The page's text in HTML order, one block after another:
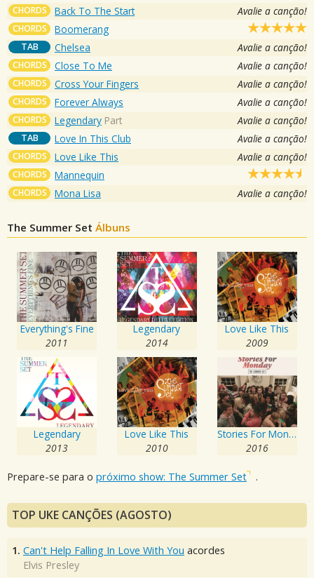
CHORDS Back To The Start Avalie a canção!
CHORDS Boomerang
TAB Chelsea Avalie a canção!
CHORDS Close To Me Avalie a canção!
CHORDS Cross Your Fingers Avalie a canção!
CHORDS Forever Always Avalie a canção!
CHORDS Legendary Part Avalie a canção!
TAB Love In This Club Avalie a canção!
CHORDS Love Like This Avalie a canção!
CHORDS Mannequin
CHORDS Mona Lisa Avalie a canção!
The Summer Set Álbuns
Everything's Fine
2011
Legendary
2014
Love Like This
2009
Legendary
2013
Love Like This
2010
Stories For Monday
2016
Prepare-se para o próximo show: The Summer Set .
TOP UKE CANÇÕES (AGOSTO)
1. Can't Help Falling In Love With You acordes
Elvis Presley